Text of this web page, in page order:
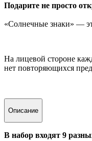
Подарите не просто
«Солнечные знаки» —
На лицевой стороне
нет повторяющихся
Описание
В набор входят 9